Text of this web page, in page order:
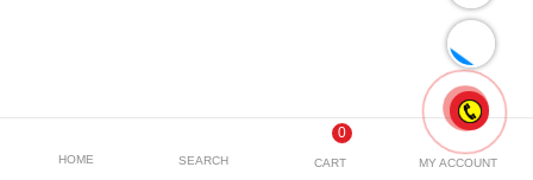
HOME SEARCH
0
CART MY ACCOUNT